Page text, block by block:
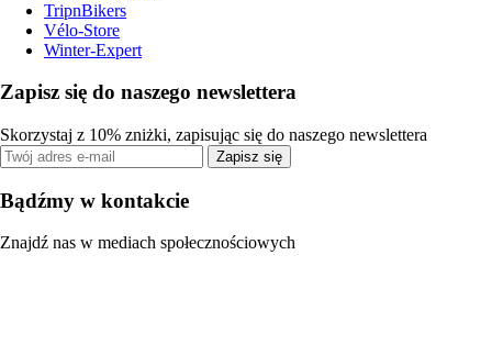
TripnBikers
Vélo-Store
Winter-Expert
Zapisz się do naszego newslettera
Skorzystaj z 10% zniżki, zapisując się do naszego newslettera
Zapisz się
Bądźmy w kontakcie
Znajdź nas w mediach społecznościowych